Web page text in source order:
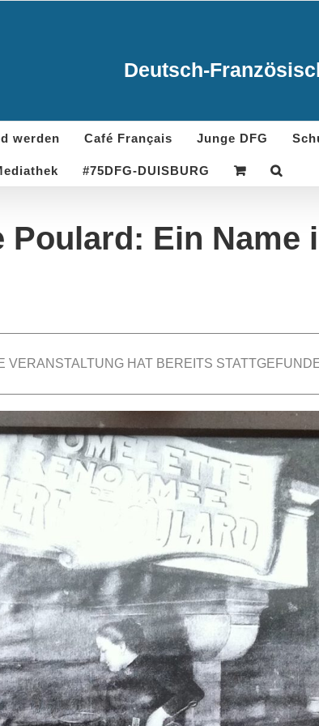
Deutsch-
werden Café Français Junge DFG
#75DFG-DUISBURG
Poulard: Ein Name
VERANSTALTUNG HAT BEREITS